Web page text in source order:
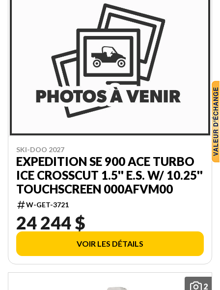
SKI-DOO 2027
EXPEDITION SE 900 ACE TURBO
ICE CROSSCUT 1.5'' E.S. W/ 10.25''
TOUCHSCREEN 000AFVM00
W-GET-3721
24 244 $
VOIR LES DÉTAILS
2